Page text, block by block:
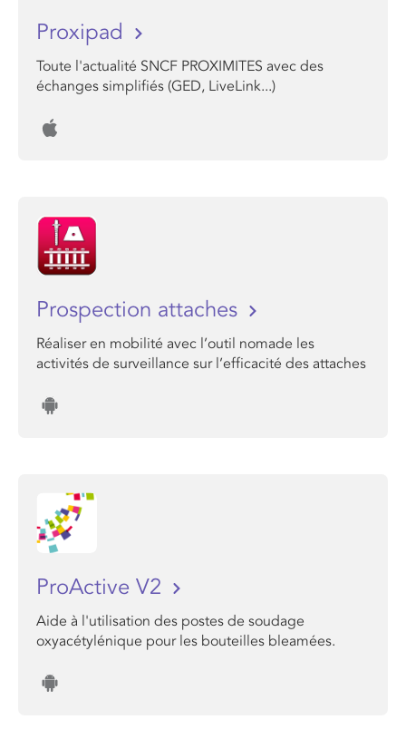
Proxipad
Toute l'actualité SNCF PROXIMITES avec des
échanges simplifiés (GED, LiveLink...)
Prospection attaches
Réaliser en mobilité avec l’outil nomade les
activités de surveillance sur l’efficacité des attaches
ProActive V2
Aide à l'utilisation des postes de soudage
oxyacétylénique pour les bouteilles bleamées.